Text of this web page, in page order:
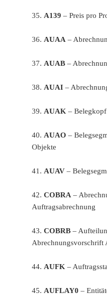
35. A139 – Preis pro
36. AUAA –
37. AUAB –
38. AUAI –
39. AUAK –
40. AUAO –
Objekte
41. AUAV –
42.COBRA –
Auftragsabrechnung
43.COBRB –
Abrechnungsvorschrift
44. AUFK –
45. AUFLAY0 –